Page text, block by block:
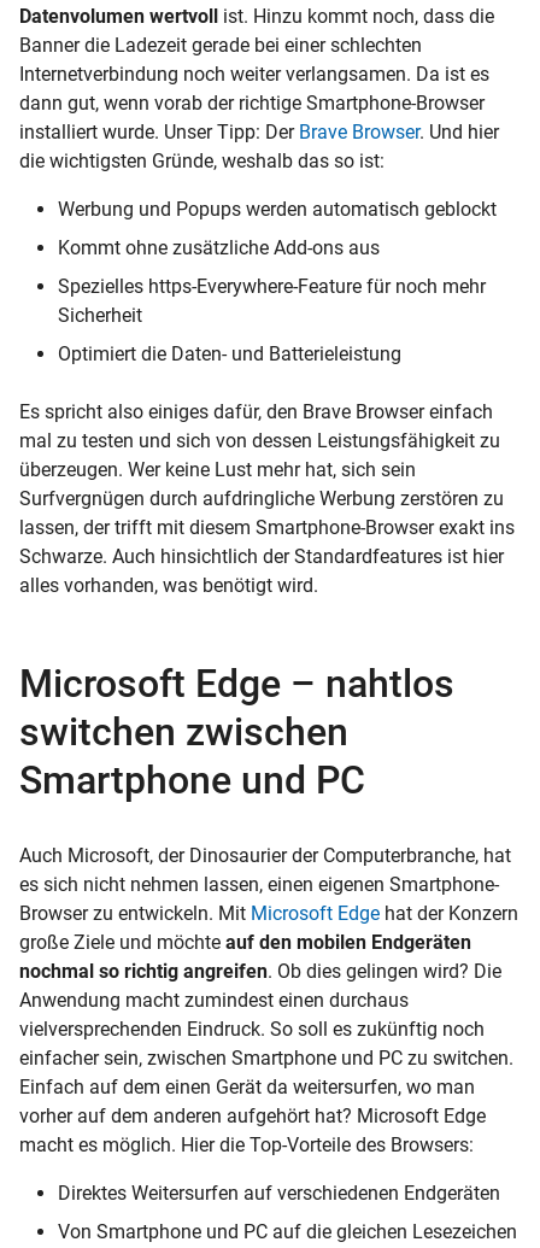
Datenvolumen wertvoll ist. Hinzu kommt noch, dass die
Banner die Ladezeit gerade bei einer schlechten
Internetverbindung noch weiter verlangsamen. Da ist es
dann gut, wenn vorab der richtige Smartphone-Browser
installiert wurde. Unser Tipp: Der Brave Browser. Und hier
die wichtigsten Gründe, weshalb das so ist:
Werbung und Popups werden automatisch geblockt
Kommt ohne zusätzliche Add-ons aus
Spezielles https-Everywhere-Feature für noch mehr
Sicherheit
Optimiert die Daten- und Batterieleistung
Es spricht also einiges dafür, den Brave Browser einfach
mal zu testen und sich von dessen Leistungsfähigkeit zu
überzeugen. Wer keine Lust mehr hat, sich sein
Surfvergnügen durch aufdringliche Werbung zerstören zu
lassen, der trifft mit diesem Smartphone-Browser exakt ins
Schwarze. Auch hinsichtlich der Standardfeatures ist hier
alles vorhanden, was benötigt wird.
Microsoft Edge – nahtlos
switchen zwischen
Smartphone und PC
Auch Microsoft, der Dinosaurier der Computerbranche, hat
es sich nicht nehmen lassen, einen eigenen Smartphone-
Browser zu entwickeln. Mit Microsoft Edge hat der Konzern
große Ziele und möchte auf den mobilen Endgeräten
nochmal so richtig angreifen. Ob dies gelingen wird? Die
Anwendung macht zumindest einen durchaus
vielversprechenden Eindruck. So soll es zukünftig noch
einfacher sein, zwischen Smartphone und PC zu switchen.
Einfach auf dem einen Gerät da weitersurfen, wo man
vorher auf dem anderen aufgehört hat? Microsoft Edge
macht es möglich. Hier die Top-Vorteile des Browsers:
Direktes Weitersurfen auf verschiedenen Endgeräten
Von Smartphone und PC auf die gleichen Lesezeichen